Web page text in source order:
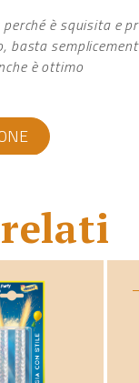
è squisita e
basta
è ottimo